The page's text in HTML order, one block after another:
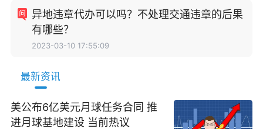
异地违章代办可以吗？不处理交通违章的后果
有哪些？
2023-03-10 17:55:09
最新资讯
美公布6亿美元月球任务合同 推
进月球基地建设 当前热议